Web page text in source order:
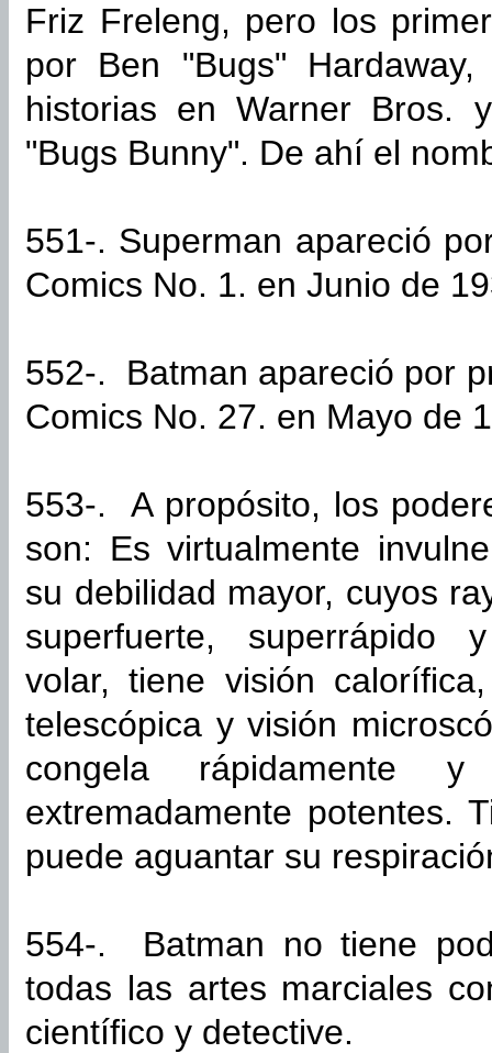
Friz Freleng, pero los
por Ben "Bugs"
historias en Warner Bros.
"Bugs Bunny". De ahí el
551-. Superman apareció
Comics No. 1. en Junio de
552-. Batman apareció por
Comics No. 27. en Mayo de
553-. A propósito, los
son: Es virtualmente
su debilidad mayor, cuyos
superfuerte, superrápido
volar, tiene visión
telescópica y visión
congela rápidamente
extremadamente potentes.
puede aguantar su
554-. Batman no tiene
todas las artes marciales
científico y detective.